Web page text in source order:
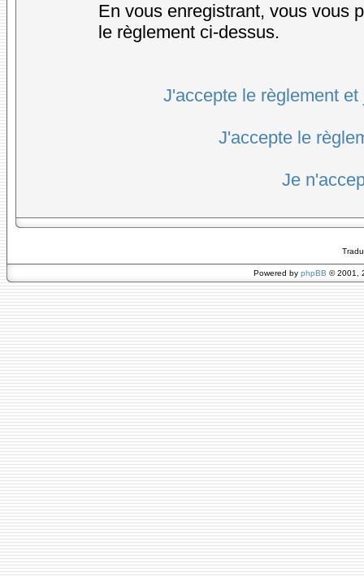
En vous enregistrant, vous vous
le règlement ci-dessus.
J'accepte le règlement
J'accepte le
Je
Powered by phpBB © 2001,